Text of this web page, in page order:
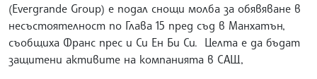
(Evergrande Group) е подал снощи молба за обявяване в
несъстоятелност по Глава 15 пред съд в Манхатън,
съобщиха Франс прес и Си Ен Би Си. Целта е да бъдат
защитени активите на компанията в САЩ,